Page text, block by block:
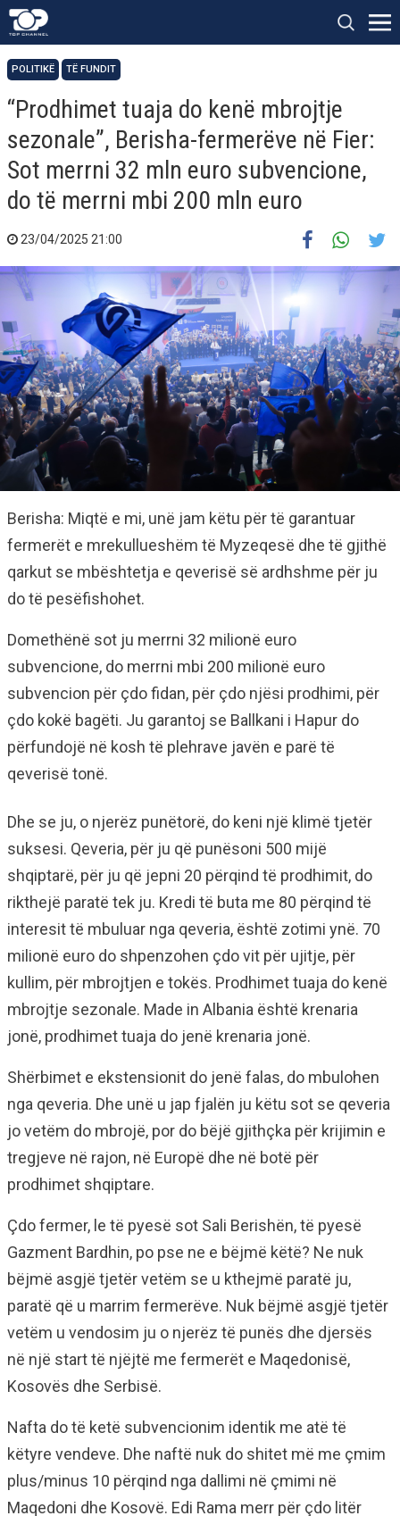
POLITIKË TË FUNDIT
“Prodhimet tuaja do kenë mbrojtje
sezonale”, Berisha-fermerëve në Fier:
Sot merrni 32 mln euro subvencione,
do të merrni mbi 200 mln euro
23/04/2025 21:00
Berisha: Miqtë e mi, unë jam këtu për të garantuar
fermerët e mrekullueshëm të Myzeqesë dhe të gjithë
qarkut se mbështetja e qeverisë së ardhshme për ju
do të pesëfishohet.
Domethënë sot ju merrni 32 milionë euro
subvencione, do merrni mbi 200 milionë euro
subvencion për çdo fidan, për çdo njësi prodhimi, për
çdo kokë bagëti. Ju garantoj se Ballkani i Hapur do
përfundojë në kosh të plehrave javën e parë të
qeverisë tonë.
Dhe se ju, o njerëz punëtorë, do keni një klimë tjetër
suksesi. Qeveria, për ju që punësoni 500 mijë
shqiptarë, për ju që jepni 20 përqind të prodhimit, do
rikthejë paratë tek ju. Kredi të buta me 80 përqind të
interesit të mbuluar nga qeveria, është zotimi ynë. 70
milionë euro do shpenzohen çdo vit për ujitje, për
kullim, për mbrojtjen e tokës. Prodhimet tuaja do kenë
mbrojtje sezonale. Made in Albania është krenaria
jonë, prodhimet tuaja do jenë krenaria jonë.
Shërbimet e ekstensionit do jenë falas, do mbulohen
nga qeveria. Dhe unë u jap fjalën ju këtu sot se qeveria
jo vetëm do mbrojë, por do bëjë gjithçka për krijimin e
tregjeve në rajon, në Europë dhe në botë për
prodhimet shqiptare.
Çdo fermer, le të pyesë sot Sali Berishën, të pyesë
Gazment Bardhin, po pse ne e bëjmë këtë? Ne nuk
bëjmë asgjë tjetër vetëm se u kthejmë paratë ju,
paratë që u marrim fermerëve. Nuk bëjmë asgjë tjetër
vetëm u vendosim ju o njerëz të punës dhe djersës
në një start të njëjtë me fermerët e Maqedonisë,
Kosovës dhe Serbisë.
Nafta do të ketë subvencionim identik me atë të
këtyre vendeve. Dhe naftë nuk do shitet më me çmim
plus/minus 10 përqind nga dallimi në çmimi në
Maqedoni dhe Kosovë. Edi Rama merr për çdo litër